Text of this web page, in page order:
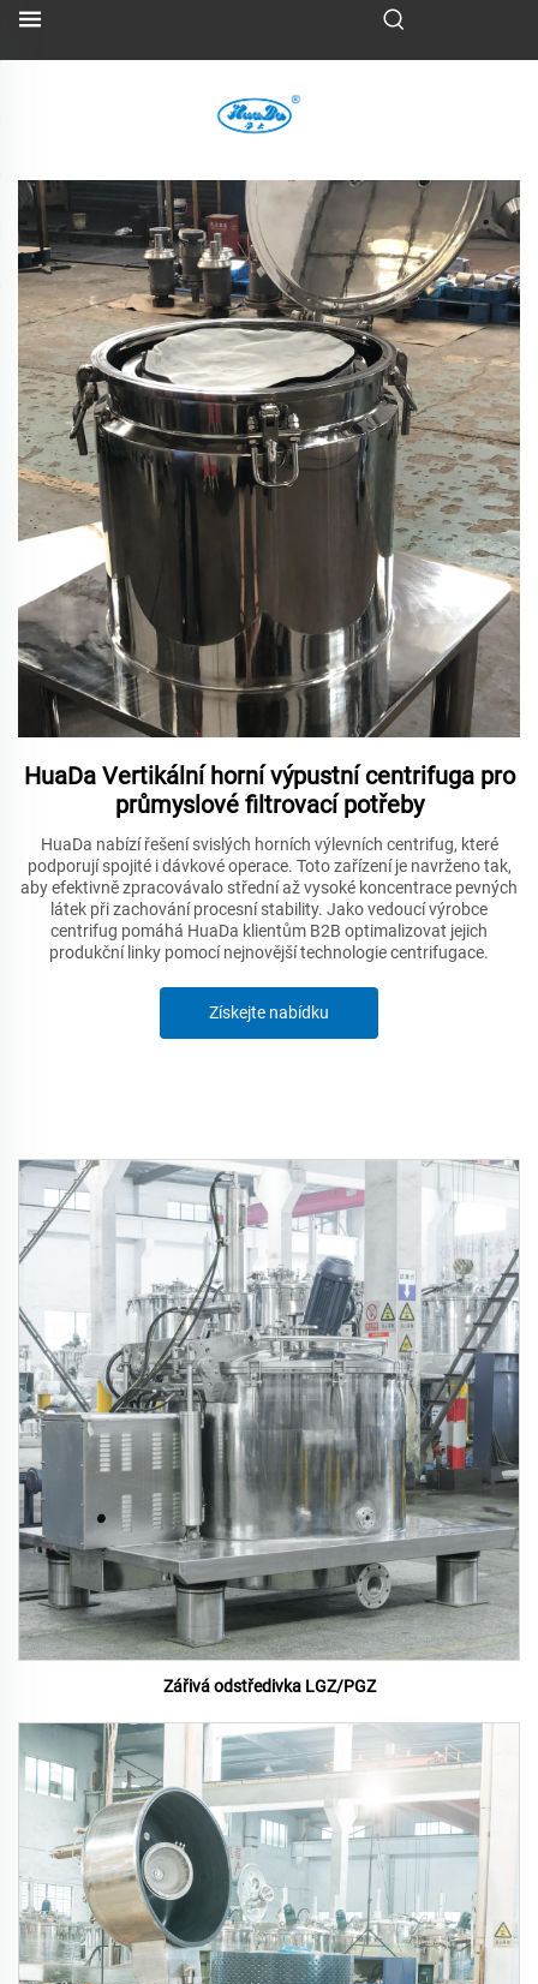
HuaDa Vertikální horní výpustní centrifuga pro
průmyslové filtrovací potřeby
HuaDa nabízí řešení svislých horních výlevních centrifug, které
podporují spojité i dávkové operace. Toto zařízení je navrženo tak,
aby efektivně zpracovávalo střední až vysoké koncentrace pevných
látek při zachování procesní stability. Jako vedoucí výrobce
centrifug pomáhá HuaDa klientům B2B optimalizovat jejich
produkční linky pomocí nejnovější technologie centrifugace.
Získejte nabídku
Zářivá odstředivka LGZ/PGZ